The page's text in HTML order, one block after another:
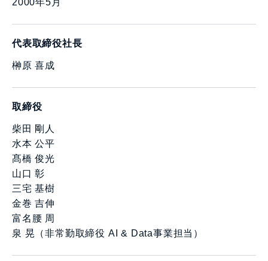
2000年5月
代表取締役社長
榊原 喜成
取締役
柴田 剛人
水本 公平
髙橋 俊光
山口 彰
三宅 基樹
金巻 吉伸
富名腰 周
泉 晃（非常勤取締役 AI & Data事業担当）